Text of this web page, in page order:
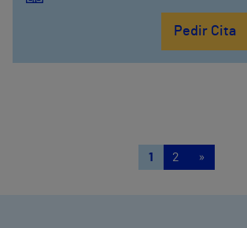
Pedir Cita
1 2 »